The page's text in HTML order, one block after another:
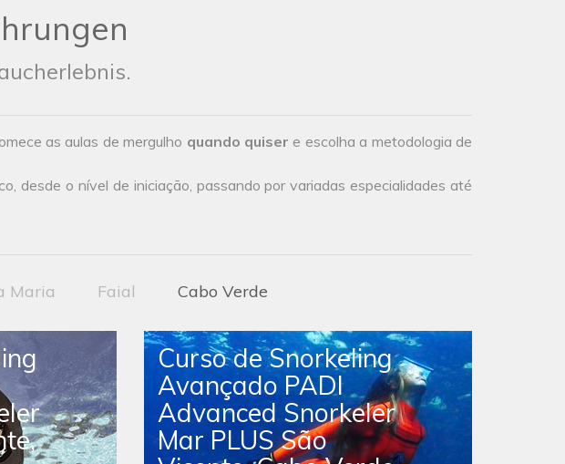
as aulas de mergulho quando quiser e escolha a metodologia de
desde o nível de iniciação, passando por variadas especialidades até
Maria Faial Cabo Verde
Curso de Snorkeling
Avançado PADI
Advanced Snorkeler
Mar PLUS São